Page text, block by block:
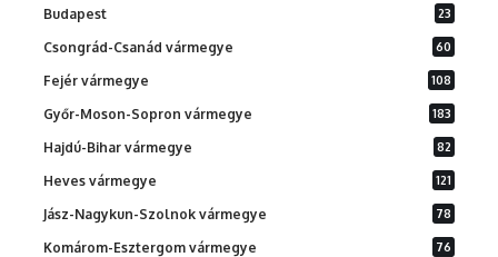
Budapest 23
Csongrád-Csanád vármegye 60
Fejér vármegye 108
Győr-Moson-Sopron vármegye 183
Hajdú-Bihar vármegye 82
Heves vármegye 121
Jász-Nagykun-Szolnok vármegye 78
Komárom-Esztergom vármegye 76